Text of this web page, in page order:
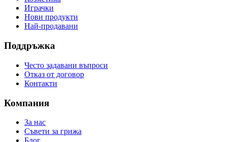
Играчки
Нови продукти
Най-продавани
Поддръжка
Често задавани въпроси
Отказ от договор
Контакти
Компания
За нас
Съвети за грижа